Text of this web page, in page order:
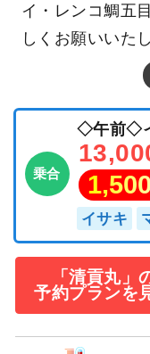
イ・レンコ鯛五
しくお願いいた
乗合
◇午前◇
1,500
イサキ
「清貢丸」
予約プランを